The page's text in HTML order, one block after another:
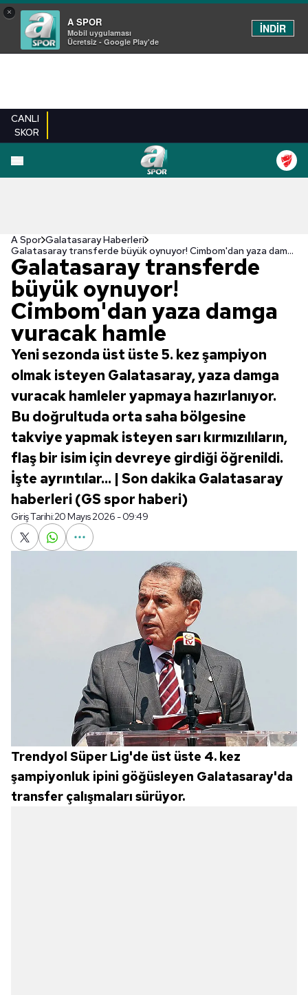
×
A SPOR
Mobil uygulaması
Ücretsiz - Google Play'de
İNDİR
CANLI
SKOR
A Spor Galatasaray Haberleri
Galatasaray transferde büyük oynuyor! Cimbom'dan yaza damga vuracak hamle
Galatasaray transferde
büyük oynuyor!
Cimbom'dan yaza damga
vuracak hamle
Yeni sezonda üst üste 5. kez şampiyon
olmak isteyen Galatasaray, yaza damga
vuracak hamleler yapmaya hazırlanıyor.
Bu doğrultuda orta saha bölgesine
takviye yapmak isteyen sarı kırmızılıların,
flaş bir isim için devreye girdiği öğrenildi.
İşte ayrıntılar... | Son dakika Galatasaray
haberleri (GS spor haberi)
Giriş Tarihi:20 Mayıs 2026 - 09:49
Trendyol Süper Lig'de üst üste 4. kez
şampiyonluk ipini göğüsleyen Galatasaray'da
transfer çalışmaları sürüyor.